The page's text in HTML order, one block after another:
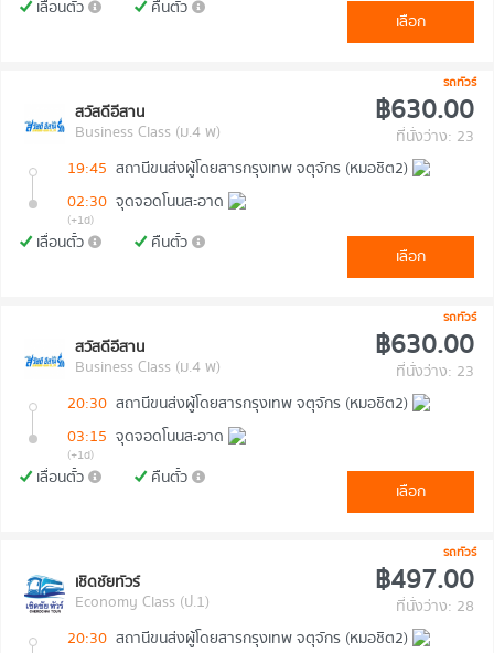
เลื่อนตั๋ว คืนตั๋ว
เลือก
รถทัวร์
สวัสดีอีสาน
Business Class (ม.4 พ)
฿630.00
ที่นั่งว่าง: 23
19:45 สถานีขนส่งผู้โดยสารกรุงเทพ จตุจักร (หมอชิต2)
02:30 จุดจอดโนนสะอาด
(+1d)
เลื่อนตั๋ว คืนตั๋ว
เลือก
รถทัวร์
สวัสดีอีสาน
Business Class (ม.4 พ)
฿630.00
ที่นั่งว่าง: 23
20:30 สถานีขนส่งผู้โดยสารกรุงเทพ จตุจักร (หมอชิต2)
03:15 จุดจอดโนนสะอาด
(+1d)
เลื่อนตั๋ว คืนตั๋ว
เลือก
รถทัวร์
เชิดชัยทัวร์
Economy Class (ป.1)
฿497.00
ที่นั่งว่าง: 28
20:30 สถานีขนส่งผู้โดยสารกรุงเทพ จตุจักร (หมอชิต2)